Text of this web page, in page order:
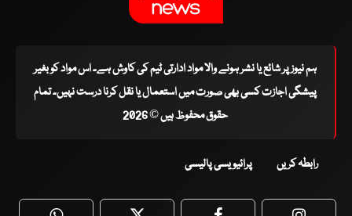
ہم نیوز پر شائع یا نشر ہونے والا مواد ادارتی ٹیم کی کاوش ہے۔ اس مواد کو بغیر
پیشگی اجازت کسی بھی صورت میں استعمال یا نقل کرنا درست نہیں۔ تمام
حقوق محفوظ ہیں © 2026
رابطہ کریں پرائیویسی پالیسی